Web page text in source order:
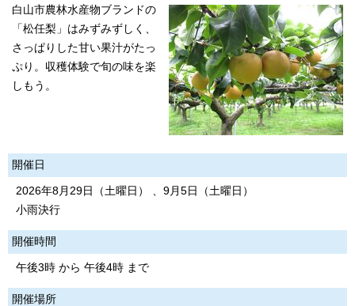
白山市農林水産物ブランドの
「松任梨」はみずみずしく、
さっぱりした甘い果汁がたっ
ぷり。収穫体験で旬の味を楽
しもう。
開催日
2026年8月29日（土曜日） 、9月5日（土曜日）
小雨決行
開催時間
午後3時 から 午後4時 まで
開催場所